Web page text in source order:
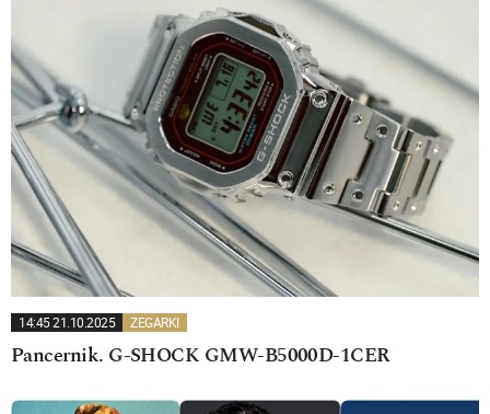
14:45 21.10.2025 ZEGARKI
Pancernik. G-SHOCK GMW-B5000D-1CER